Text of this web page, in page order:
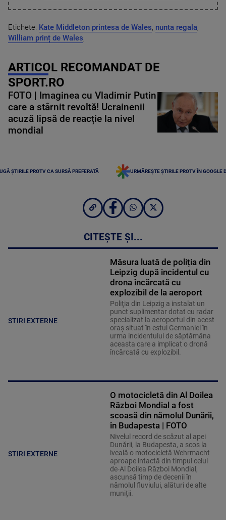
Etichete: Kate Middleton printesa de Wales, nunta regala,
William prinț de Wales,
ARTICOL RECOMANDAT DE
SPORT.RO
FOTO | Imaginea cu Vladimir Putin
care a stârnit revoltă! Ucrainenii
acuză lipsă de reacție la nivel
mondial
ȘTIRILE PROTV CA SURSĂ PREFERATĂ URMĂREȘTE ȘTIRILE PROTV ÎN GOOGLE
CITEȘTE ȘI...
STIRI EXTERNE
Măsura luată de poliția din
Leipzig după incidentul cu
drona încărcată cu
explozibil de la aeroport
Poliţia din Leipzig a instalat un
punct suplimentar dotat cu radar
specializat la aeroportul din acest
oraş situat în estul Germaniei în
urma incidentului de săptămâna
aceasta care a implicat o dronă
încărcată cu explozibil.
STIRI EXTERNE
O motocicletă din Al Doilea
Război Mondial a fost
scoasă din nămolul Dunării,
în Budapesta | FOTO
Nivelul record de scăzut al apei
Dunării, la Budapesta, a scos la
iveală o motocicletă Wehrmacht
aproape intactă din timpul celui
de-Al Doilea Război Mondial,
ascunsă timp de decenii în
nămolul fluviului, alături de alte
muniții.